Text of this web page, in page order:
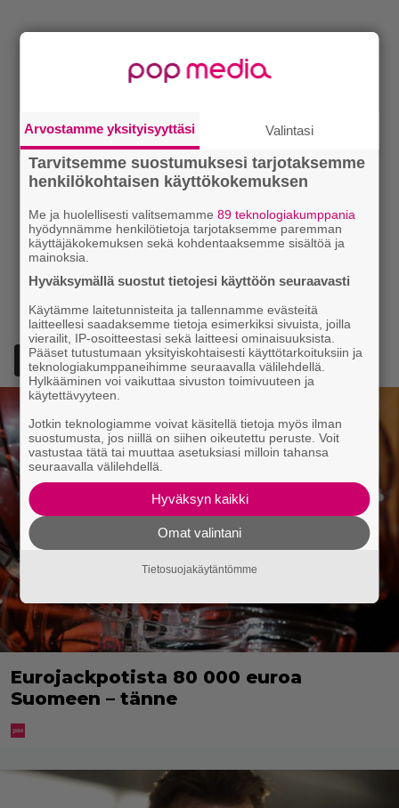
Lisää Episodi Googlen suosituksi lähteeksi
Eurojackpotista 80 000 euroa
Suomeen – tänne
Arvostamme yksityisyyttäsi Valintasi
Tarvitsemme suostumuksesi tarjotaksemme
henkilökohtaisen käyttökokemuksen
Me ja huolellisesti valitsemamme89 teknologiakumppania
hyödynnämme henkilötietoja tarjotaksemme paremman
käyttäjäkokemuksen sekä kohdentaaksemme sisältöä ja
mainoksia.
Hyväksymällä suostut tietojesi käyttöön seuraavasti
Käytämme laitetunnisteita ja tallennamme evästeitä
laitteellesi saadaksemme tietoja esimerkiksi sivuista, joilla
vierailit, IP-osoitteestasi sekä laitteesi ominaisuuksista.
Pääset tutustumaan yksityiskohtaisesti käyttötarkoituksiin ja
teknologiakumppaneihimme seuraavalla välilehdellä.
Hylkääminen voi vaikuttaa sivuston toimivuuteen ja
käytettävyyteen.
Jotkin teknologiamme voivat käsitellä tietoja myös ilman
suostumusta, jos niillä on siihen oikeutettu peruste. Voit
vastustaa tätä tai muuttaa asetuksiasi milloin tahansa
seuraavalla välilehdellä.
Hyväksyn kaikki
Omat valintani
Tietosuojakäytäntömme